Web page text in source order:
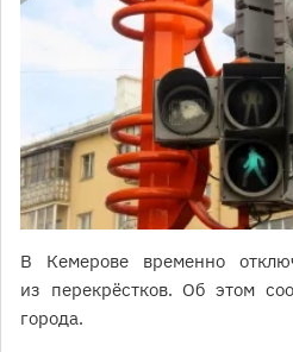
В Кемерове временно
из перекрёстков. Об этом
города.